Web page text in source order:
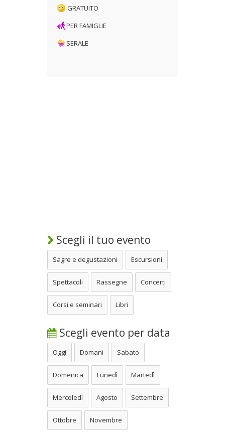
GRATUITO
PER FAMIGLIE
SERALE
Scegli il tuo evento
Sagre e degustazioni Escursioni
Spettacoli Rassegne Concerti
Corsi e seminari Libri
Scegli evento per data
Oggi Domani Sabato
Domenica Lunedì Martedì
Mercoledì Agosto Settembre
Ottobre Novembre